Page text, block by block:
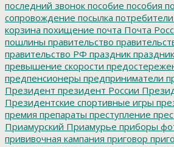
последний звонок пособие пособия
сопровождение посылка потребители
корзина похищение почта Почта
пошлины правительство
правительство РФ праздник
превышение скорости
предпенсионеры предприниматели
Президент президент России
Президентские спортивные игры
премия препараты преступление
Приамурский Приамурье приборы
прививочная кампания приговор